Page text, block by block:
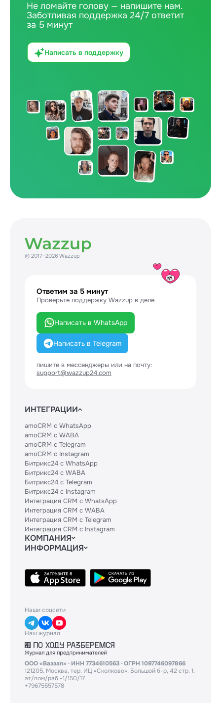
Не ломайте голову — напишите нам.
Заботливая поддержка 24/7 ответит
за 5 минут
Написать в поддержку
© 2017–2026 Wazzup
Ответим за 5 минут
Проверьте поддержку Wazzup в деле
Написать в WhatsApp
Написать в Telegram
пишите в мессенджеры или на почту:
support@wazzup24.com
ИНТЕГРАЦИИ
amoCRM с WhatsApp
amoCRM с WABA
amoCRM с Telegram
amoCRM с Instagram
Битрикс24 с WhatsApp
Битрикс24 с WABA
Битрикс24 с Telegram
Битрикс24 с Instagram
Интеграция CRM с WhatsApp
Интеграция CRM с WABA
Интеграция CRM с Telegram
Интеграция CRM с Instagram
КОМПАНИЯ
Блог
Контакты
Политики и соглашения
ИНФОРМАЦИЯ
Техническим партнерам
Тарифы
API
Наши соцсети
Наш журнал
ООО «Ваззап» · ИНН 7734610563 · ОГРН 1097746097866
121205, Москва, тер. ИЦ «Сколково», Большой б-р, 42 стр. 1,
эт/пом/раб -1/150/17
+79675557578